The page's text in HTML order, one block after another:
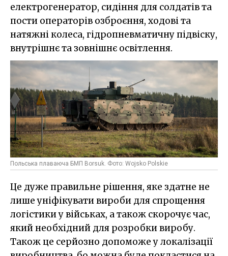
електрогенератор, сидіння для солдатів та
пости операторів озброєння, ходові та
натяжні колеса, гідропневматичну підвіску,
внутрішнє та зовнішнє освітлення.
Польська плаваюча БМП Borsuk. Фото: Wojsko Polskie
Це дуже правильне рішення, яке здатне не
лише уніфікувати вироби для спрощення
логістики у військах, а також скорочує час,
який необхідний для розробки виробу.
Також це серйозно допоможе у локалізації